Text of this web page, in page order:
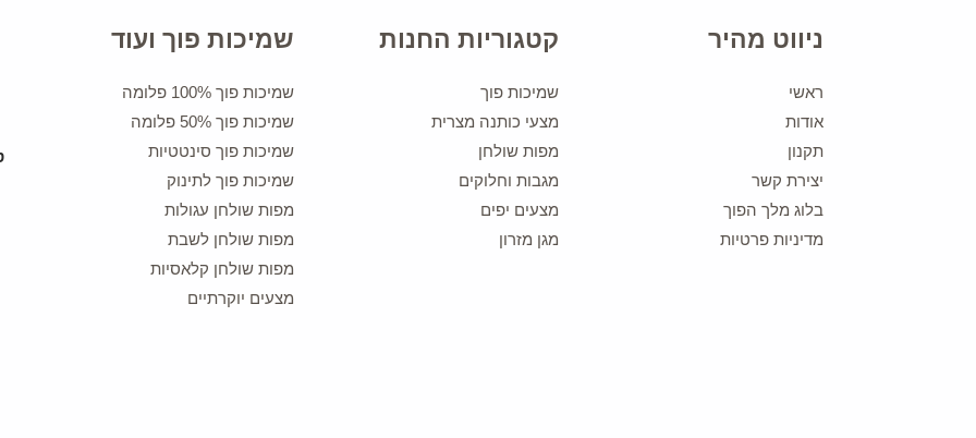
ניווט מהיר
ראשי
אודות
תקנון
יצירת קשר
בלוג מלך הפוך
מדיניות פרטיות
קטגוריות החנות
שמיכות פוך
מצעי כותנה מצרית
מפות שולחן
מגבות וחלוקים
מצעים יפים
מגן מזרון
שמיכות פוך ועוד
שמיכות פוך 100% פלומה
שמיכות פוך 50% פלומה
שמיכות פוך סינטטיות
שמיכות פוך לתינוק
מפות שולחן עגולות
מפות שולחן לשבת
מפות שולחן קלאסיות
מצעים יוקרתיים